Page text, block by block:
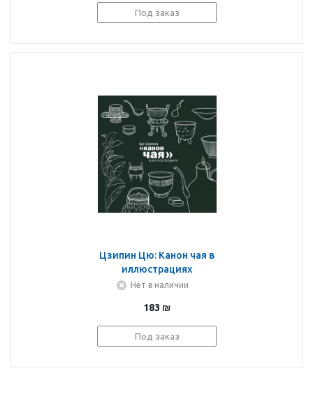
Под заказ
Цзипин Цю: Канон чая в
иллюстрациях
Нет в наличии
183 ₪
Под заказ